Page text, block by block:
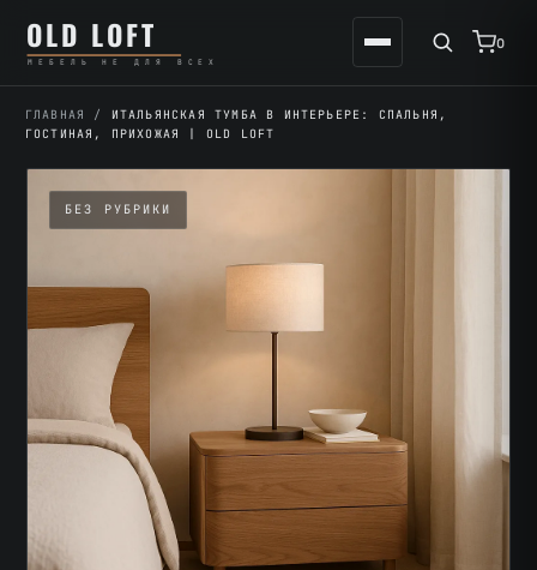
содержимому
содержимому
OLD LOFT
МЕБЕЛЬ НЕ ДЛЯ ВСЕХ
0
ГЛАВНАЯ / ИТАЛЬЯНСКАЯ ТУМБА В ИНТЕРЬЕРЕ: СПАЛЬНЯ,
ГОСТИНАЯ, ПРИХОЖАЯ | OLD LOFT
БЕЗ РУБРИКИ